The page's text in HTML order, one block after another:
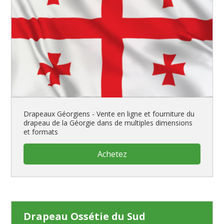
Drapeaux Géorgiens - Vente en ligne et fourniture du
drapeau de la Géorgie dans de multiples dimensions
et formats
Achetez
Drapeau Ossétie du Sud